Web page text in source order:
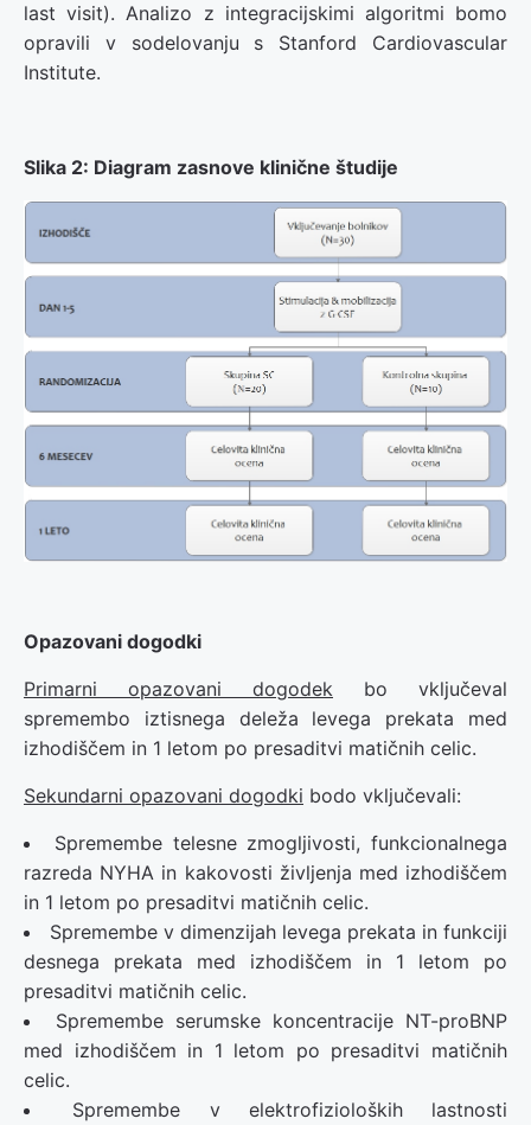
last visit). Analizo z integracijskimi algoritmi bomo
opravili v sodelovanju s Stanford Cardiovascular
Institute.
Slika 2: Diagram zasnove klinične študije
Opazovani dogodki
Primarni opazovani dogodek bo vključeval
spremembo iztisnega deleža levega prekata med
izhodiščem in 1 letom po presaditvi matičnih celic.
Sekundarni opazovani dogodki bodo vključevali:
Spremembe telesne zmogljivosti, funkcionalnega
razreda NYHA in kakovosti življenja med izhodiščem
in 1 letom po presaditvi matičnih celic.
Spremembe v dimenzijah levega prekata in funkciji
desnega prekata med izhodiščem in 1 letom po
presaditvi matičnih celic.
Spremembe serumske koncentracije NT-proBNP
med izhodiščem in 1 letom po presaditvi matičnih
celic.
Spremembe v elektrofizioloških lastnosti